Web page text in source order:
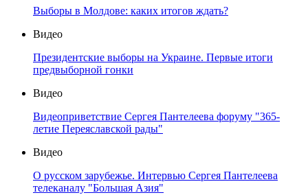
Выборы в Молдове: каких итогов ждать?
Видео
Президентские выборы на Украине. Первые итоги
предвыборной гонки
Видео
Видеоприветствие Сергея Пантелеева форуму "365-
летие Переяславской рады"
Видео
О русском зарубежье. Интервью Сергея Пантелеева
телеканалу "Большая Азия"